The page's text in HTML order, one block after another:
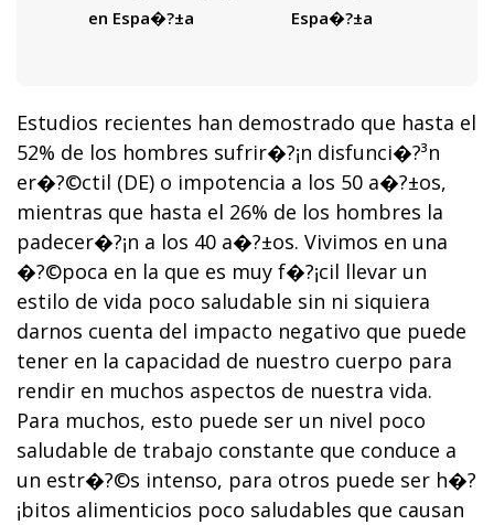
en Espa�?±a
Espa�?±a
Estudios recientes han demostrado que hasta el
52% de los hombres sufrir�?¡n disfunci�?³n
er�?©ctil (DE) o impotencia a los 50 a�?±os,
mientras que hasta el 26% de los hombres la
padecer�?¡n a los 40 a�?±os. Vivimos en una
�?©poca en la que es muy f�?¡cil llevar un
estilo de vida poco saludable sin ni siquiera
darnos cuenta del impacto negativo que puede
tener en la capacidad de nuestro cuerpo para
rendir en muchos aspectos de nuestra vida.
Para muchos, esto puede ser un nivel poco
saludable de trabajo constante que conduce a
un estr�?©s intenso, para otros puede ser h�?
¡bitos alimenticios poco saludables que causan